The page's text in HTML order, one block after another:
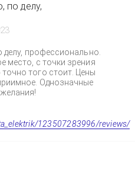
по делу,
делу, профессионально.
место, с точки зрения
того стоит. Цены
Однозначные
123507283996/reviews/